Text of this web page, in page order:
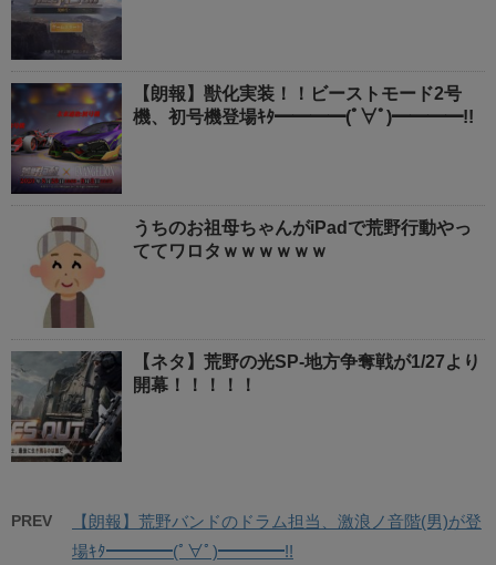
【朗報】獣化実装！！ビーストモード2号
機、初号機登場ｷﾀ━━━━(ﾟ∀ﾟ)━━━━!!
うちのお祖母ちゃんがiPadで荒野行動やっ
ててワロタｗｗｗｗｗｗ
【ネタ】荒野の光SP-地方争奪戦が1/27より
開幕！！！！！
PREV
【朗報】荒野バンドのドラム担当、激浪ノ音階(男)が登
場ｷﾀ━━━━(ﾟ∀ﾟ)━━━━!!